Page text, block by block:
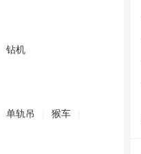
钻机
单轨吊 猴车